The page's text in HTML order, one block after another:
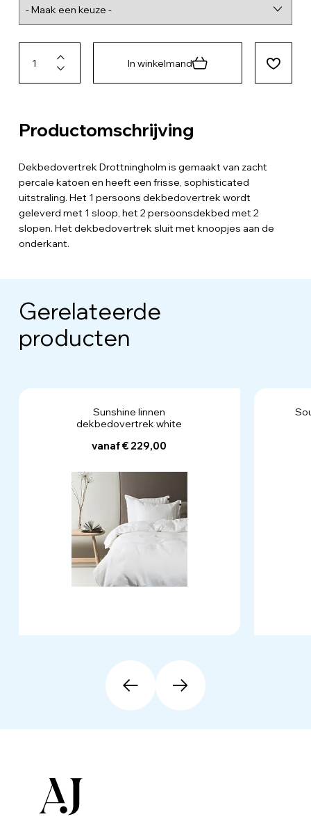
In winkelmand
Productomschrijving
Dekbedovertrek Drottningholm is gemaakt van zacht
percale katoen en heeft een frisse, sophisticated
uitstraling. Het 1 persoons dekbedovertrek wordt
geleverd met 1 sloop, het 2 persoonsdekbed met 2
slopen. Het dekbedovertrek sluit met knoopjes aan de
onderkant.
Gerelateerde
producten
Sunshine linnen
dekbedovertrek white
vanaf € 229,00